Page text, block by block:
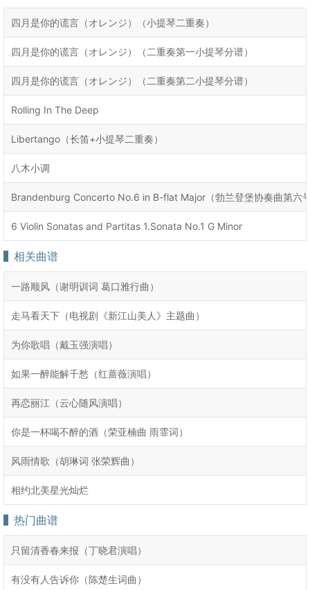
四月是你的谎言（オレンジ）（小提琴二重奏）
四月是你的谎言（オレンジ）（二重奏第一小提琴分谱）
四月是你的谎言（オレンジ）（二重奏第二小提琴分谱）
Rolling In The Deep
Libertango（长笛+小提琴二重奏）
八木小调
Brandenburg Concerto No.6 in B-flat Major（勃兰登堡协奏曲第六
6 Violin Sonatas and Partitas 1.Sonata No.1 G Minor
相关曲谱
一路顺风（谢明训词 葛口雅行曲）
走马看天下（电视剧《新江山美人》主题曲）
为你歌唱（戴玉强演唱）
如果一醉能解千愁（红蔷薇演唱）
再恋丽江（云心随风演唱）
你是一杯喝不醉的酒（荣亚楠曲 雨霏词）
风雨情歌（胡琳词 张荣辉曲）
相约北美星光灿烂
热门曲谱
只留清香春来报（丁晓君演唱）
有没有人告诉你（陈楚生词曲）